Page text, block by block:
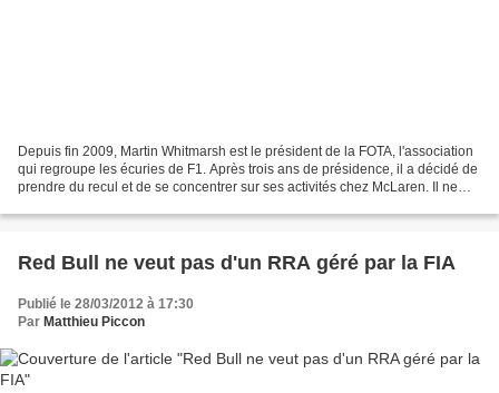
Depuis fin 2009, Martin Whitmarsh est le président de la FOTA, l'association
qui regroupe les écuries de F1. Après trois ans de présidence, il a décidé de
prendre du recul et de se concentrer sur ses activités chez McLaren. Il ne
Red Bull ne veut pas d'un RRA géré par la FIA
Publié le 28/03/2012 à 17:30
Par Matthieu Piccon